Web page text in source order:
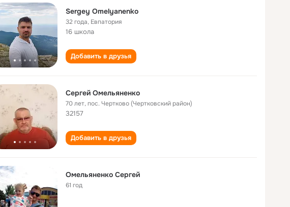
Sergey Omelyanenko
32 года, Евпатория
16 школа
Добавить в друзья
Сергей Омельяненко
70 лет,пос. Чертково (Чертковский район)
32157
Добавить в друзья
Омельяненко Сергей
61 год